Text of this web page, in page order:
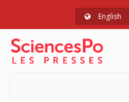
English